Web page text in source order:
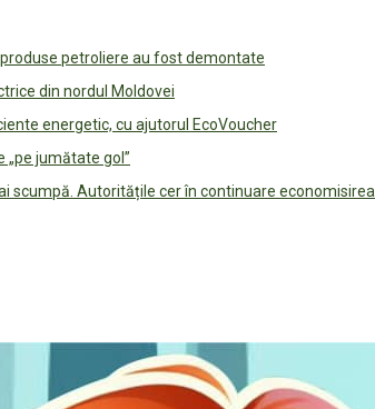
petroliere au fost demontate
din nordul Moldovei
energetic, cu ajutorul EcoVoucher
„pe jumătate gol”
scumpă. Autoritățile cer în continuare economisirea